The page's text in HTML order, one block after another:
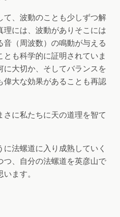
て、波動のことも少しずつ解
理には、波動がありそこには
（周波数）の鳴動が与える
とも科学的に証明されていま
大切か、そしてバランスを
偉大な効果があることも再認
に私たちに天の道理を智て
法螺道に入り成熟していく
つ、自分の法螺道を英彦山で
ます。